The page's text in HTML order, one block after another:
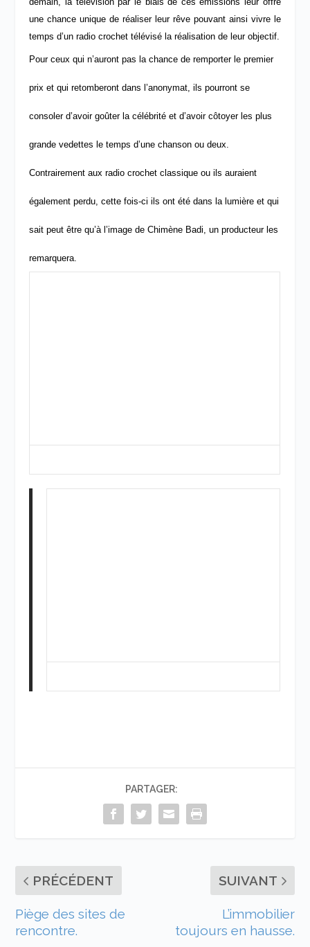
une chance unique de réaliser leur rêve pouvant ainsi vivre le
temps d’un radio crochet télévisé la réalisation de leur objectif.
Pour ceux qui n’auront pas la chance de remporter le premier
prix et qui retomberont dans l’anonymat, ils pourront se
consoler d’avoir goûter la célébrité et d’avoir côtoyer les plus
grande vedettes le temps d’une chanson ou deux.
Contrairement aux radio crochet classique ou ils auraient
également perdu, cette fois-ci ils ont été dans la lumière et qui
sait peut être qu’à l’image de Chimène Badi, un producteur les
remarquera.
PARTAGER:
PRÉCÉDENT
Piège des sites de
rencontre.
SUIVANT
L’immobilier
toujours en hausse.